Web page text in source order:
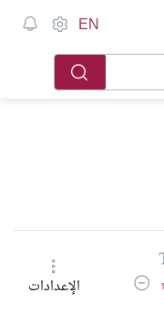
EN
الخط
تقليل حجم الخطالإعدادات